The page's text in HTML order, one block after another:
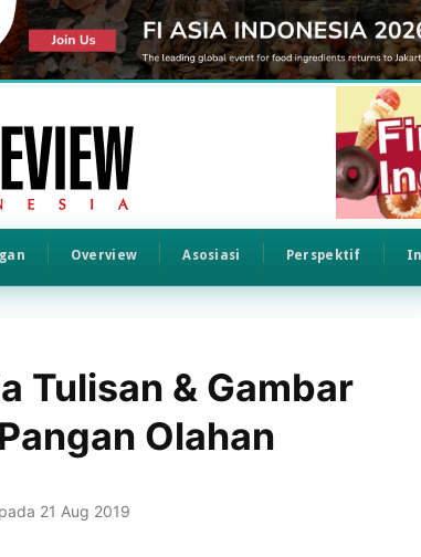
Overview Asosiasi Perspektif
Tulisan & Gambar
Olahan
21 Aug 2019